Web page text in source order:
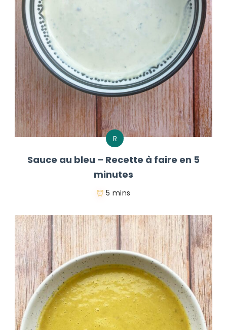
R
Sauce au bleu – Recette à faire en 5
minutes
5 mins